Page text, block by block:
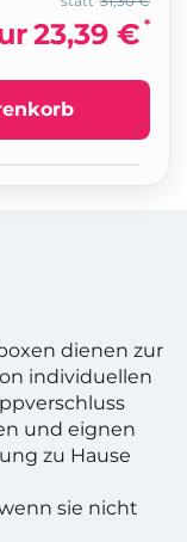
23,39 € *
dienen zur
individuellen
und eignen
zu Hause
sie nicht